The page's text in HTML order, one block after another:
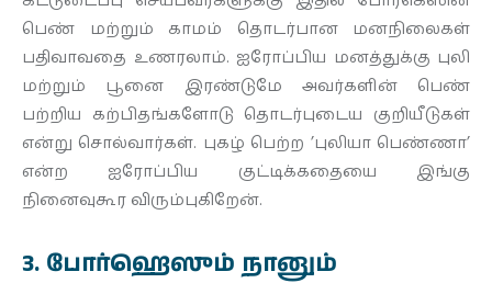
பெண் மற்றும் காமம் தொடர்பான மனநிலைகள்
பதிவாவதை உணரலாம். ஐரோப்பிய மனத்துக்கு புலி
மற்றும் பூனை இரண்டுமே அவர்களின் பெண்
பற்றிய கற்பிதங்களோடு தொடர்புடைய குறியீடுகள்
என்று சொல்வார்கள். புகழ் பெற்ற ’புலியா பெண்ணா’
என்ற ஐரோப்பிய குட்டிக்கதையை இங்கு
நினைவுகூர விரும்புகிறேன்.
3. போர்ஹெஸும் நானும்